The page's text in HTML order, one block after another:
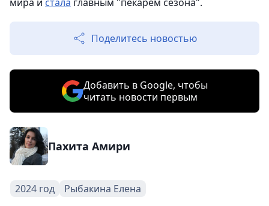
Поделитесь новостью
Добавить в Google, чтобы
читать новости первым
Пахита Амири
2024 год Рыбакина Елена